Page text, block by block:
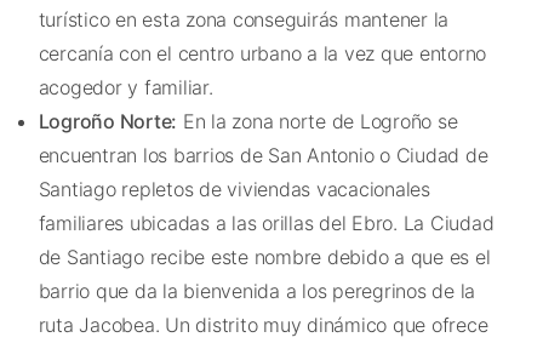
turístico en esta zona conseguirás mantener la
cercanía con el centro urbano a la vez que entorno
acogedor y familiar.
Logroño Norte: En la zona norte de Logroño se
encuentran los barrios de San Antonio o Ciudad de
Santiago repletos de viviendas vacacionales
familiares ubicadas a las orillas del Ebro. La Ciudad
de Santiago recibe este nombre debido a que es el
barrio que da la bienvenida a los peregrinos de la
ruta Jacobea. Un distrito muy dinámico que ofrece